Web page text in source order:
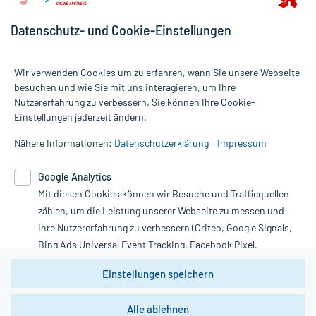
Alle Preise gelten inkl. MwSt., ggf. zzgl. Versandkosten
Informationen auf dieser Website werden ausschließlich für
die Untersuchung und Behandlung durch einen Arzt. Bitte
Therapien eingeleitet werden können. | Diese Webseite benutzt
Google Analytics. Lesen Sie bitte dazu die wichtigen Hinweise in
unserer Datenschutzerklärung. Für den Widerruf einer Bestellung
nutzen Sie das Formular:
Vertrag widerrufen
*Hinweise zu unseren Aktionen und Bewertungen
Datenschutz- und Cookie-Einstellungen
Wir verwenden Cookies um zu erfahren, wann Sie unsere Webseite
besuchen und wie Sie mit uns interagieren, um Ihre
Nutzererfahrung zu verbessern. Sie können Ihre Cookie-
Einstellungen jederzeit ändern.
Nähere Informationen: Datenschutzerklärung Impressum
Google Analytics
Mit diesen Cookies können wir Besuche und Trafficquellen
zählen, um die Leistung unserer Webseite zu messen und
Ihre Nutzererfahrung zu verbessern (Criteo, Google Signals,
Bing Ads Universal Event Tracking, Facebook Pixel,
Youtube-Social Plugin).
Wir weisen darauf hin, dass die
zwingend den Europäischen Anforderungen gem. EU-
Einstellungen speichern
Alle ablehnen